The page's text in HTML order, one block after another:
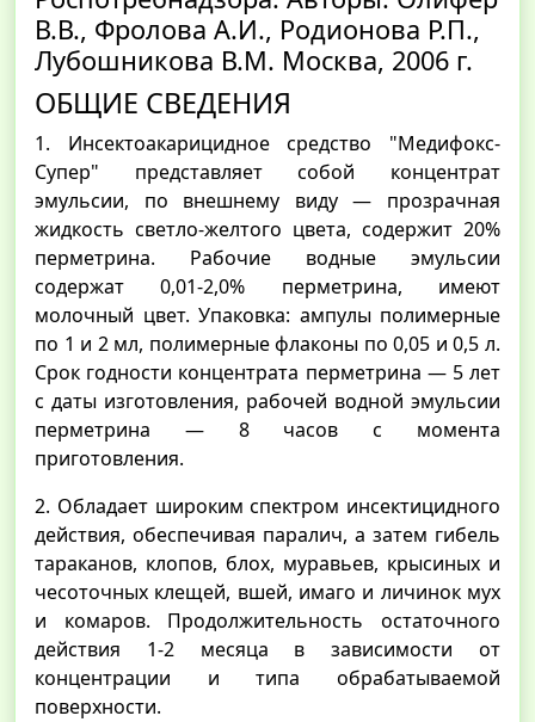
В.В., Фролова А.И., Родионова Р.П.,
Лубошникова В.М. Москва, 2006 г.
ОБЩИЕ СВЕДЕНИЯ
1. Инсектоакарицидное средство "Медифокс-
Супер" представляет собой концентрат
эмульсии, по внешнему виду — прозрачная
жидкость светло-желтого цвета, содержит 20%
перметрина. Рабочие водные эмульсии
содержат 0,01-2,0% перметрина, имеют
молочный цвет. Упаковка: ампулы полимерные
по 1 и 2 мл, полимерные флаконы по 0,05 и 0,5 л.
Срок годности концентрата перметрина — 5 лет
с даты изготовления, рабочей водной эмульсии
перметрина — 8 часов с момента
приготовления.
2. Обладает широким спектром инсектицидного
действия, обеспечивая паралич, а затем гибель
тараканов, клопов, блох, муравьев, крысиных и
чесоточных клещей, вшей, имаго и личинок мух
и комаров. Продолжительность остаточного
действия 1-2 месяца в зависимости от
концентрации и типа обрабатываемой
поверхности.